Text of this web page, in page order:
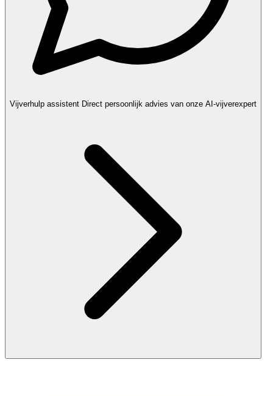
Vijverhulp assistent Direct persoonlijk advies van onze AI-vijverexpert